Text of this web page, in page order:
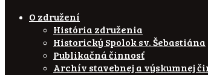
O združení
História združenia
Historický Spolok sv. Šebastiána
Publikačná činnosť
Archív stavebnej a výskumnej